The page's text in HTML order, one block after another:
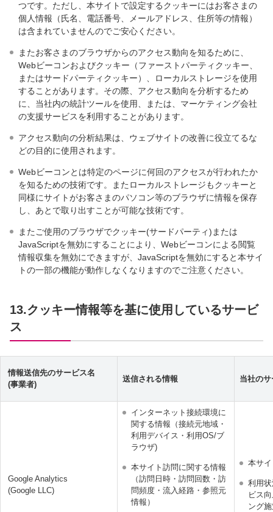
つです。ただし、本サイトで設定するクッキーにはお客さまの
個人情報（氏名、電話番号、メールアドレス、住所等の情報）
は含まれていませんのでご安心ください。
またお客さまのブラウザからのアクセス動向を知るために、
Webビーコンおよびクッキー（ファーストパーティクッキー、
またはサードパーティクッキー）、ローカルストレージを使用
することがあります。その際、アクセス動向を分析するため
に、当社内の統計ツールを使用、または、マーケティング会社
の支援サービスを利用することがあります。
アクセス動向の分析結果は、ウェブサイトの改善に役立てるな
どの目的に使用されます。
Webビーコンとは特定のページに何回のアクセスが行われたか
を知るための技術です。またローカルストレージもクッキーと
同様にサイトがお客さまのパソコン等のブラウザに情報を保存
し、あとで取り出すことが可能な技術です。
またご使用のブラウザでクッキー(サードパーティ)または
JavaScriptを無効にすることにより、Webビーコンによる閲覧
情報収集を無効にできますが、JavaScriptを無効にすると本サイ
トの一部の機能が動作しなくなりますのでご注意ください。
13.クッキー情報等を基に使用しているサービ
ス
情報送信先のサービス名
(事業者)
送信される情報 当社の
Google Analytics
(Google LLC)
インターネット接続環境に
関する情報（接続元地域・
利用デバイス・利用OS/ブ
ラウザ)
本サイト訪問に関する情報
（訪問日時・訪問回数・訪
問頻度・流入経路・参照元
情報）
本サ
利用
ビス
ング